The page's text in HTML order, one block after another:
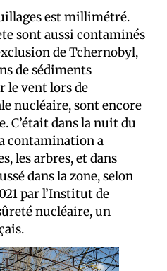
est millimétré.
sont aussi contaminés
de Tchernobyl,
de sédiments
le vent lors de
nucléaire, sont encore
C’était dans la nuit du
contamination a
les arbres, et dans
dans la zone, selon
par l’Institut de
nucléaire, un